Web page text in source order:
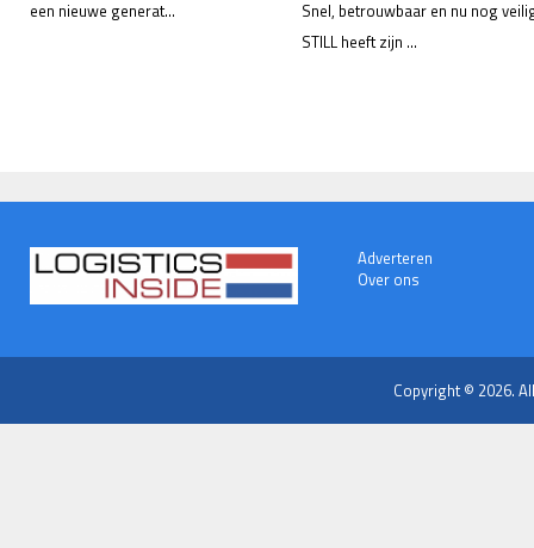
een nieuwe generat...
Snel, betrouwbaar en nu nog
STILL heeft zijn ...
Adverteren
Over ons
Copyright © 2026.